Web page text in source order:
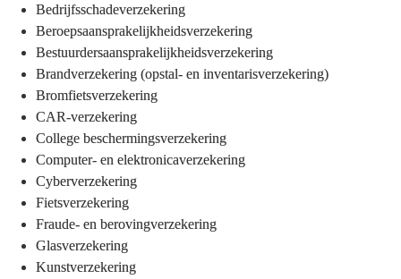
Bedrijfsschadeverzekering
Beroepsaansprakelijkheidsverzekering
Bestuurdersaansprakelijkheidsverzekering
Brandverzekering (opstal- en inventarisverzekering)
Bromfietsverzekering
CAR-verzekering
College beschermingsverzekering
Computer- en elektronicaverzekering
Cyberverzekering
Fietsverzekering
Fraude- en berovingverzekering
Glasverzekering
Kunstverzekering